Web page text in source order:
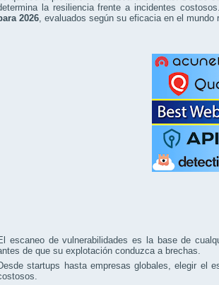
la resiliencia frente a incidentes
2026 , evaluados según su eficacia en el
escaneo de vulnerabilidades es la base de
de que su explotación conduzca a brechas.
startups hasta empresas globales, elegir el